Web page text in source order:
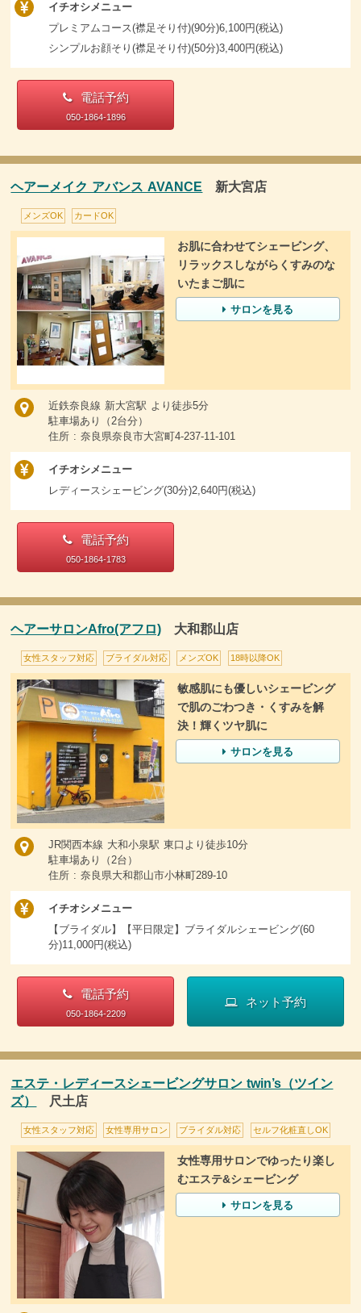
イチオシメニュー
プレミアムコース(襟足そり付)(90分)6,100円(税込)
シンプルお顔そり(襟足そり付)(50分)3,400円(税込)
電話予約
050-1864-1896
ヘアーメイク アバンス AVANCE 新大宮店
メンズOK カードOK
お肌に合わせてシェービング、
リラックスしながらくすみのな
いたまご肌に
サロンを見る
近鉄奈良線 新大宮駅 より徒歩5分
駐車場あり（2台分）
住所 : 奈良県奈良市大宮町4-237-11-101
イチオシメニュー
レディースシェービング(30分)2,640円(税込)
電話予約
050-1864-1783
ヘアーサロンAfro(アフロ) 大和郡山店
女性スタッフ対応 ブライダル対応 メンズOK 18時以降OK
敏感肌にも優しいシェービング
で肌のごわつき・くすみを解
決！輝くツヤ肌に
サロンを見る
JR関西本線 大和小泉駅 東口より徒歩10分
駐車場あり（2台）
住所 : 奈良県大和郡山市小林町289-10
イチオシメニュー
【ブライダル】【平日限定】ブライダルシェービング(60
分)11,000円(税込)
電話予約
050-1864-2209
ネット予約
エステ・レディースシェービングサロン twin’s（ツイン
ズ）
尺土店
女性スタッフ対応 女性専用サロン ブライダル対応 セルフ化粧直しOK
女性専用サロンでゆったり楽し
むエステ&シェービング
サロンを見る